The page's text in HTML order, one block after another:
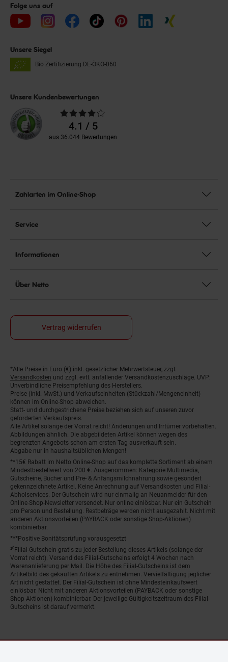
Folge uns auf
Unsere Siegel
Bio Zertifizierung DE-ÖKO-060
Unsere Kundenbewertungen
Durchschnittliche
Bewertungen4.1 / 5
aus 36.044 Bewertungen
Zahlarten im Online-Shop
Service
Informationen
Über Netto
Vertrag widerrufen
Fußnoten
*Alle Preise in Euro (€) inkl. gesetzlicher Mehrwertsteuer, zzgl.
Versandkosten und zzgl. evtl. anfallender Versandkostenzuschläge. UVP:
Unverbindliche Preisempfehlung des Herstellers.
Preise (inkl. MwSt.) und Verkaufseinheiten (Stückzahl/Mengeneinheit)
können im Online-Shop abweichen.
Statt- und durchgestrichene Preise beziehen sich auf unseren zuvor
geforderten Verkaufspreis.
Alle Artikel solange der Vorrat reicht! Änderungen und Irrtümer vorbehalten.
Abbildungen ähnlich. Die abgebildeten Artikel können wegen des
begrenzten Angebots schon am ersten Tag ausverkauft sein.
Abgabe nur in haushaltsüblichen Mengen!
**15€ Rabatt im Netto Online-Shop auf das komplette Sortiment ab einem
Mindestbestellwert von 200 €. Ausgenommen: Kategorie Multimedia,
Gutscheine, Bücher und Pre- & Anfangsmilchnahrung sowie gesondert
gekennzeichnete Artikel. Keine Anrechnung auf Versandkosten und Filial-
Abholservices. Der Gutschein wird nur einmalig an Neuanmelder für den
Online-Shop-Newsletter versendet. Nur online einlösbar. Nur ein Gutschein
pro Person und Bestellung. Restbeträge werden nicht ausgezahlt. Nicht mit
anderen Aktionsvorteilen (PAYBACK oder sonstige Shop-Aktionen)
kombinierbar.
***Positive Bonitätsprüfung vorausgesetzt
²⁰Filial-Gutschein gratis zu jeder Bestellung dieses Artikels (solange der
Vorrat reicht). Versand des Filial-Gutscheins erfolgt 4 Wochen nach
Warenanlieferung per Mail. Die Höhe des Filial-Gutscheins ist dem
Artikelbild des gekauften Artikels zu entnehmen. Vervielfältigung jeglicher
Art nicht gestattet. Der Filial-Gutschein ist ohne Mindesteinkaufswert
einlösbar. Nicht mit anderen Aktionsvorteilen (PAYBACK oder sonstige
Shop-Aktionen) kombinierbar. Der jeweilige Gültigkeitszeitraum des Filial-
Gutscheins ist darauf vermerkt.